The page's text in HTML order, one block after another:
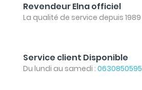
Revendeur Elna officiel
La qualité de service depuis 1989
Service client Disponible
Du lundi au samedi : 0630850595